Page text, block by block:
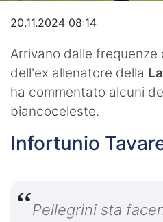
20.11.2024 08:14
Arrivano dalle frequenze
dell'ex allenatore della
ha commentato alcuni
biancoceleste.
Infortunio
Pellegrini sta